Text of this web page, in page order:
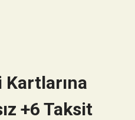
+6 Taksit